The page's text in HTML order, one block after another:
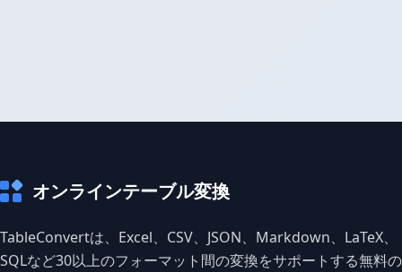
オンラインテーブル変換
TableConvertは、Excel、CSV、JSON、Markdown、LaTeX、
SQLなど30以上のフォーマット間の変換をサポートする無料の